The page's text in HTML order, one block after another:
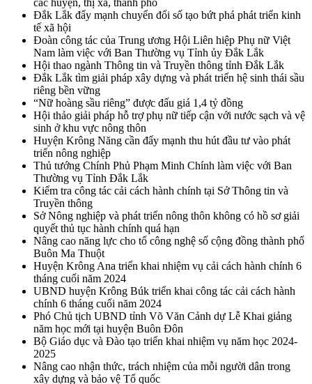
các huyện, thị xã, thành phố
Đắk Lắk đẩy mạnh chuyển đổi số tạo bứt phá phát triển kinh
tế xã hội
Đoàn công tác của Trung ương Hội Liên hiệp Phụ nữ Việt
Nam làm việc với Ban Thường vụ Tỉnh ủy Đắk Lắk
Hội thao ngành Thông tin và Truyền thông tỉnh Đắk Lắk
Đắk Lắk tìm giải pháp xây dựng và phát triển hệ sinh thái sầu
riêng bền vững
“Nữ hoàng sầu riêng” được đấu giá 1,4 tỷ đồng
Hội thảo giải pháp hỗ trợ phụ nữ tiếp cận với nước sạch và vệ
sinh ở khu vực nông thôn
Huyện Krông Năng cần đẩy mạnh thu hút đầu tư vào phát
triển nông nghiệp
Thủ tướng Chính Phủ Phạm Minh Chính làm việc với Ban
Thường vụ Tỉnh Đắk Lắk
Kiểm tra công tác cải cách hành chính tại Sở Thông tin và
Truyền thông
Sở Nông nghiệp và phát triển nông thôn không có hồ sơ giải
quyết thủ tục hành chính quá hạn
Nâng cao năng lực cho tổ công nghệ số cộng đồng thành phố
Buôn Ma Thuột
Huyện Krông Ana triển khai nhiệm vụ cải cách hành chính 6
tháng cuối năm 2024
UBND huyện Krông Búk triển khai công tác cải cách hành
chính 6 tháng cuối năm 2024
Phó Chủ tịch UBND tỉnh Võ Văn Cảnh dự Lễ Khai giảng
năm học mới tại huyện Buôn Đôn
Bộ Giáo dục và Đào tạo triển khai nhiệm vụ năm học 2024-
2025
Nâng cao nhận thức, trách nhiệm của mỗi người dân trong
xây dựng và bảo vệ Tổ quốc